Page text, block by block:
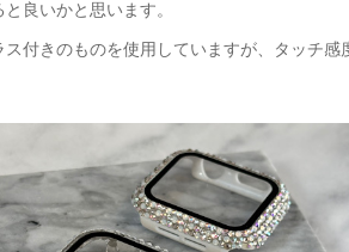
良いかと思います。
付きのものを使用していますが、タッチ感